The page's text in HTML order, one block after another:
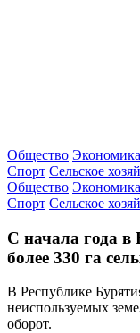
Общество Экономика
Спорт Сельское
Общество Экономика
Спорт Сельское
С начала года в
более 330 га
В Республике
неиспользуемых
оборот.